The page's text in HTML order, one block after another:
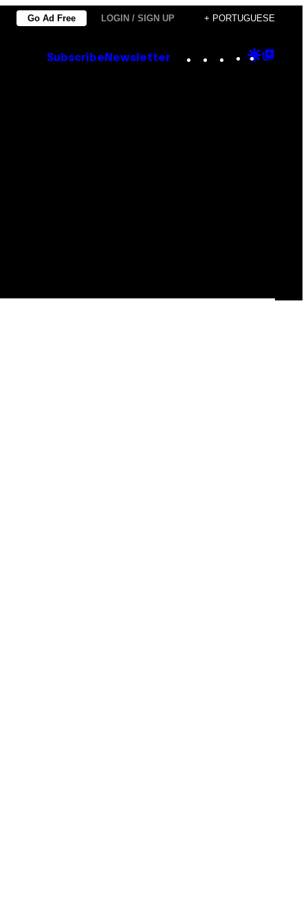
Go Ad Free LOGIN / SIGN UP + PORTUGUESE
Subscribe Newsletter Instagram
TikTok
YouTube
Google